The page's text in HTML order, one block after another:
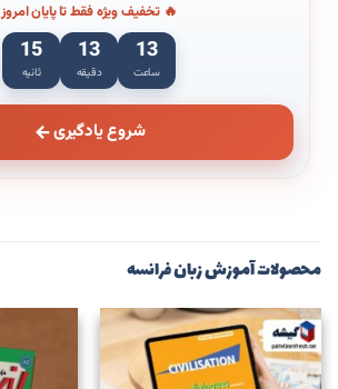
🔥 تخفیف ویژه فقط تا پایان امروز
13
ساعت
13
دقیقه
14
ثانیه
شروع یادگیری
محصولات آموزش زبان فرانسه